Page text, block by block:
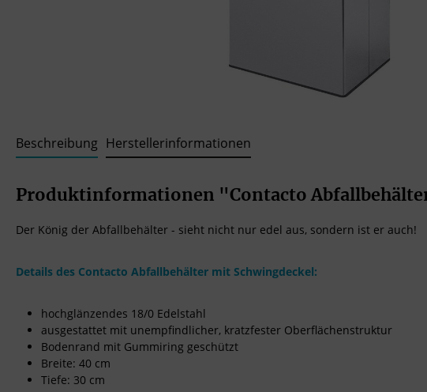
Beschreibung Herstellerinformationen
Produktinformationen "Contacto
Der König der Abfallbehälter - sieht nicht nur edel aus, sondern ist er auch!
Details des Contacto Abfallbehälter mit Schwingdeckel:
hochglänzendes 18/0 Edelstahl
ausgestattet mit unempfindlicher, kratzfester Oberflächenstruktur
Bodenrand mit Gummiring geschützt
Breite: 40 cm
Tiefe: 30 cm